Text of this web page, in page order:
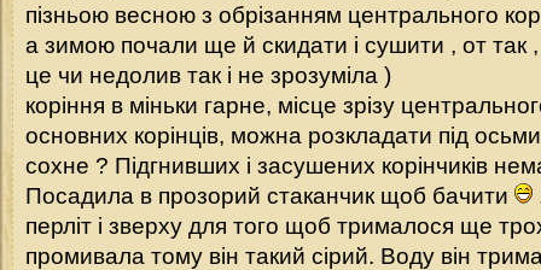
пізньою весною з обрізанням центрального
а зимою почали ще й скидати і сушити , от так
це чи недолив так і не зрозуміла )
коріння в міньки гарне, місце зрізу
основних корінців, можна розкладати під
сохне ? Підгнивших і засушених корінчиків
Посадила в прозорий стаканчик щоб бачити
перліт і зверху для того щоб трималося ще
промивала тому він такий сірий. Воду він